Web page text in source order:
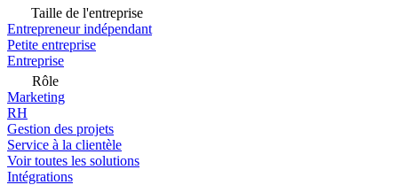
Taille de l'entreprise
Entrepreneur indépendant
Petite entreprise
Entreprise
Rôle
Marketing
RH
Gestion des projets
Service à la clientèle
Voir toutes les solutions
Intégrations